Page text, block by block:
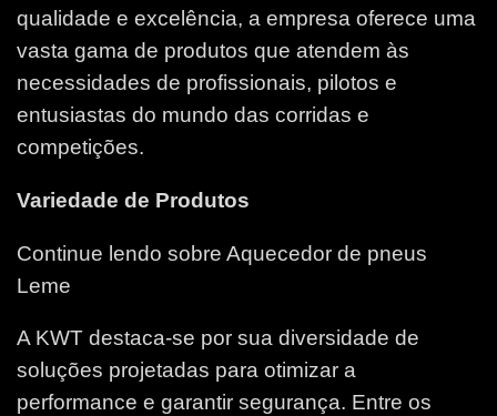
qualidade e excelência, a empresa oferece uma
vasta gama de produtos que atendem às
necessidades de profissionais, pilotos e
entusiastas do mundo das corridas e
competições.
Variedade de Produtos
Continue lendo sobre Aquecedor de pneus
Leme
A KWT destaca-se por sua diversidade de
soluções projetadas para otimizar a
performance e garantir segurança. Entre os